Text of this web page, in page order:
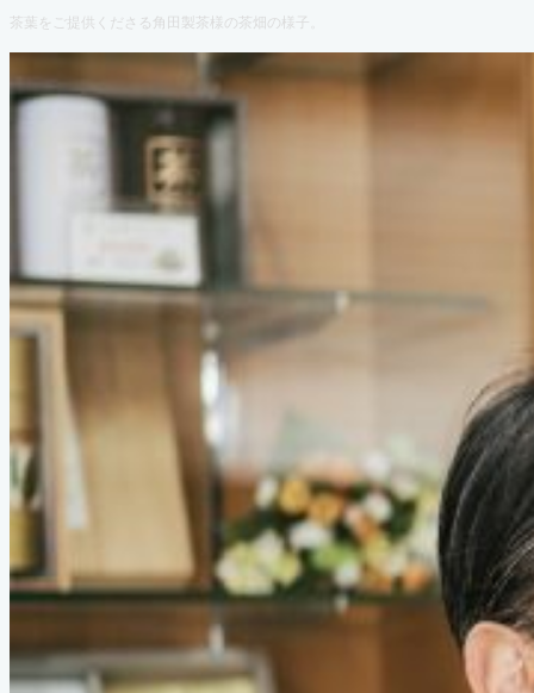
茶葉をご提供くださる角田製茶様の茶畑の様子。